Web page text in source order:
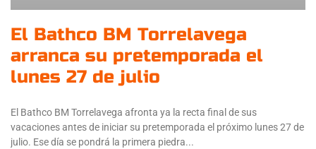
El Bathco BM Torrelavega
arranca su pretemporada el
lunes 27 de julio
El Bathco BM Torrelavega afronta ya la recta final de sus
vacaciones antes de iniciar su pretemporada el próximo lunes 27 de
julio. Ese día se pondrá la primera piedra